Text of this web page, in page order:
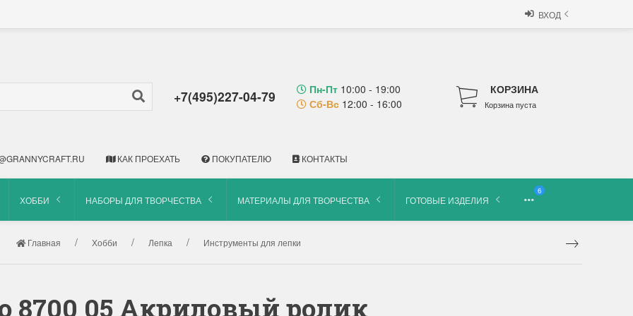
ВХОД
+7(495)227-04-79 Пн-Пт 10:00 - 19:00
Сб-Вс 12:00 - 16:00
КОРЗИНА
Корзина пуста
КАК ПРОЕХАТЬ ПОКУПАТЕЛЮ КОНТАКТЫ
ХОББИ НАБОРЫ ДЛЯ ТВОРЧЕСТВА МАТЕРИАЛЫ ДЛЯ ТВОРЧЕСТВА ГОТОВЫЕ ИЗДЕЛИЯ
6
Главная Хобби Лепка Инструменты для лепки
8700 05 Акриловый ролик